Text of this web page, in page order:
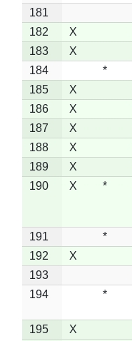
181
182
X
183
X
184
*
185
X
186
X
187
X
188
X
189
X
190
X *
191 *
192
X
193
194
*
195
X